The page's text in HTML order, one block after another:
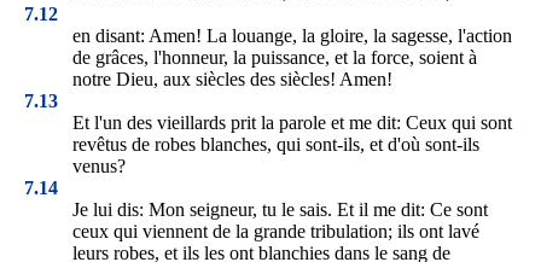
7.12
en disant: Amen! La louange, la gloire, la sagesse, l'action
de grâces, l'honneur, la puissance, et la force, soient à
notre Dieu, aux siècles des siècles! Amen!
7.13
Et l'un des vieillards prit la parole et me dit: Ceux qui sont
revêtus de robes blanches, qui sont-ils, et d'où sont-ils
venus?
7.14
Je lui dis: Mon seigneur, tu le sais. Et il me dit: Ce sont
ceux qui viennent de la grande tribulation; ils ont lavé
leurs robes, et ils les ont blanchies dans le sang de